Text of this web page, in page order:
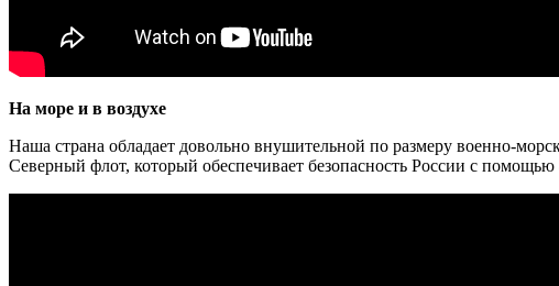
На море и в воздухе
Наша страна обладает довольно внушительной по размеру военно-
Северный флот, который обеспечивает безопасность России с